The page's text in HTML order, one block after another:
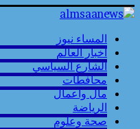
المساء نيوز
أخبار العالم
الشارع السياسي
محافطات
مال واعمال
الرياضة
صحة وعلوم